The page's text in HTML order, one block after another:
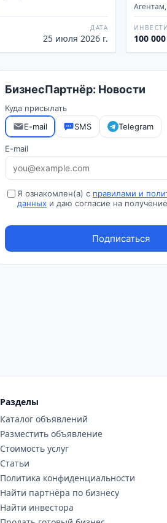
ДАТА
25 июля 2026 г. 100
Разделы
Каталог объявлений
Разместить объявление
Стоимость услуг
Статьи
Политика конфиденциальности
Найти партнёра по бизнесу
Найти инвестора